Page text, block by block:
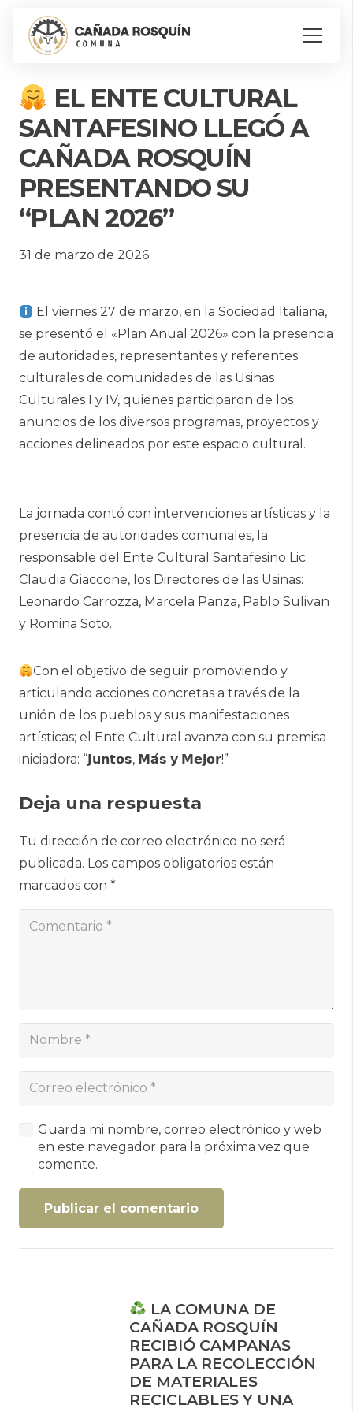
EL ENTE CULTURAL
SANTAFESINO LLEGÓ A
CAÑADA ROSQUÍN
PRESENTANDO SU
“PLAN 2026”
31 de marzo de 2026
El viernes 27 de marzo, en la Sociedad Italiana,
se presentó el «Plan Anual 2026» con la presencia
de autoridades, representantes y referentes
culturales de comunidades de las Usinas
Culturales I y IV, quienes participaron de los
anuncios de los diversos programas, proyectos y
acciones delineados por este espacio cultural.
La jornada contó con intervenciones artísticas y la
presencia de autoridades comunales, la
responsable del Ente Cultural Santafesino Lic.
Claudia Giaccone, los Directores de las Usinas:
Leonardo Carrozza, Marcela Panza, Pablo Sulivan
y Romina Soto.
Con el objetivo de seguir promoviendo y
articulando acciones concretas a través de la
unión de los pueblos y sus manifestaciones
artísticas; el Ente Cultural avanza con su premisa
iniciadora: “𝗝𝘂𝗻𝘁𝗼𝘀, 𝗠𝗮́𝘀 𝘆 𝗠𝗲𝗷𝗼𝗿!”
Deja una respuesta
Tu dirección de correo electrónico no será
publicada. Los campos obligatorios están
marcados con *
Guarda mi nombre, correo electrónico y web
en este navegador para la próxima vez que
comente.
Publicar el comentario
LA COMUNA DE
CAÑADA ROSQUÍN
RECIBIÓ CAMPANAS
PARA LA RECOLECCIÓN
DE MATERIALES
RECICLABLES Y UNA